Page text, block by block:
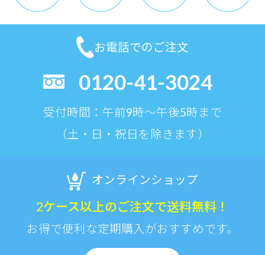
お電話でのご注文
0120-41-3024
受付時間：午前9時〜午後5時まで
（土・日・祝日を除きます）
オンラインショップ
2ケース以上のご注文で送料無料！
お得で便利な定期購入がおすすめです。